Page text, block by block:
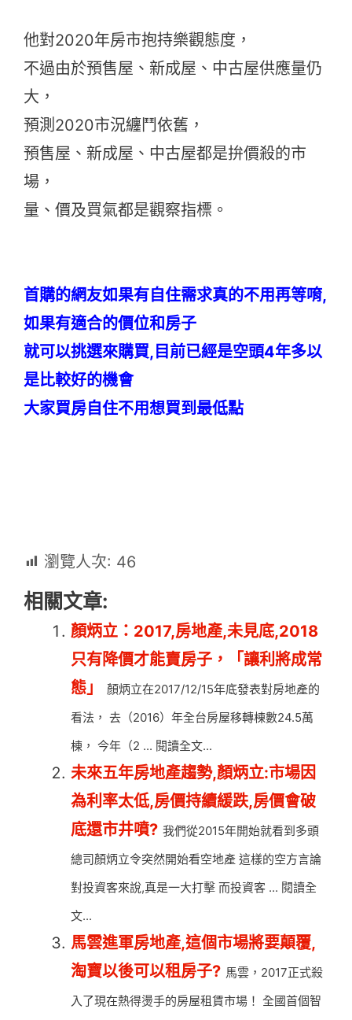
他對2020年房市抱持樂觀態度，
不過由於預售屋、新成屋、中古屋供應量仍
大，
預測2020市況纏鬥依舊，
預售屋、新成屋、中古屋都是拚價殺的市
場，
量、價及買氣都是觀察指標。
首購的網友如果有自住需求真的不用再等唷,
如果有適合的價位和房子
就可以挑選來購買,目前已經是空頭4年多以
是比較好的機會
大家買房自住不用想買到最低點
瀏覽人次: 46
相關文章:
顏炳立：2017,房地產,未見底,2018
只有降價才能賣房子，「讓利將成常
態」
顏炳立在2017/12/15年底發表對房地產的
看法， 去（2016）年全台房屋移轉棟數24.5萬
棟， 今年（2 ... 閱讀全文...
未來五年房地產趨勢,顏炳立:市場因
為利率太低,房價持續緩跌,房價會破
底還市井噴? 我們從2015年開始就看到多頭
總司顏炳立令突然開始看空地產 這樣的空方言論
對投資客來說,真是一大打擊 而投資客 ... 閱讀全
文...
馬雲進軍房地產,這個市場將要顛覆,
淘寶以後可以租房子? 馬雲，2017正式殺
入了現在熱得燙手的房屋租賃市場！ 全國首個智